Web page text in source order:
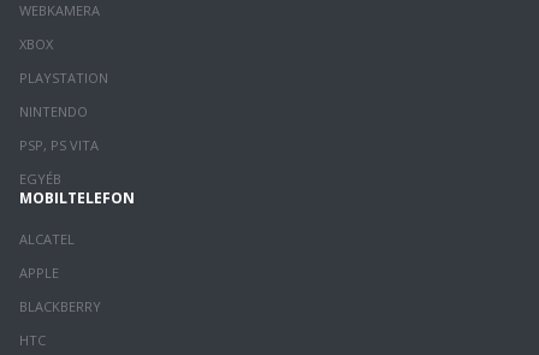
WEBKAMERA
XBOX
PLAYSTATION
NINTENDO
PSP, PS VITA
EGYÉB
MOBILTELEFON
ALCATEL
APPLE
BLACKBERRY
HTC